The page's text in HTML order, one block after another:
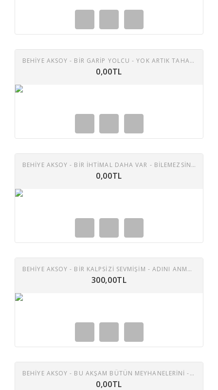
BEHIYE AKSOY - BIR GARIP YOLCU - YOK ARTIK TAHAMMÜLÜM 45 LIK PLAK
0,00TL
BEHİYE AKSOY - BİR İHTİMAL DAHA VAR - BİLEMEZSİNKİ 45 LİK PLAK
0,00TL
BEHIYE AKSOY - BIR KALPSIZI SEVMIŞIM - ADINI ANMAYACAĞIM 45 LIK PLAK
300,00TL
BEHIYE AKSOY - BU AKŞAM BÜTÜN MEYHANELERINI - GÖRMESEYDIM KEŞKE SENI 45 LIK PLAK
0,00TL